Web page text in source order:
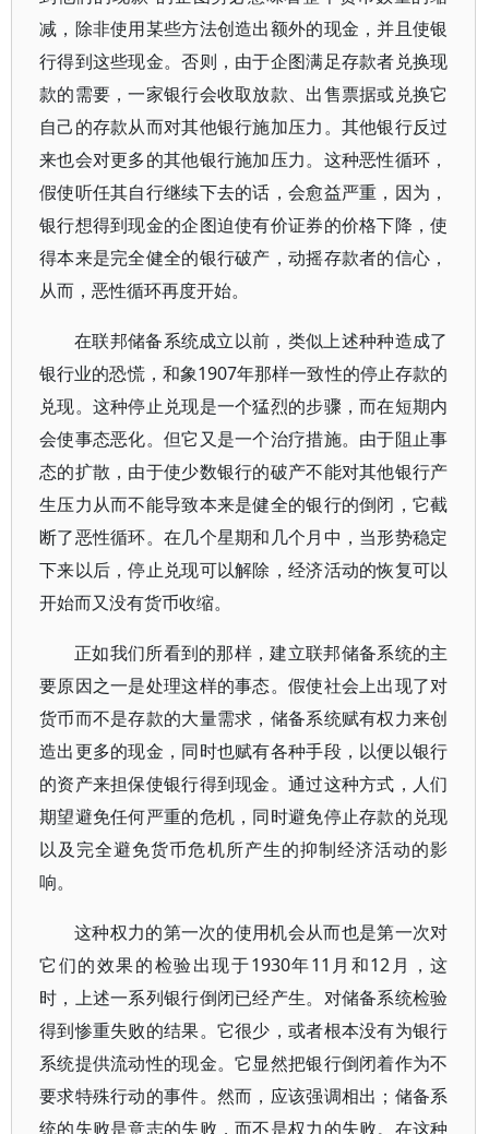
减，除非使用某些方法创造出额外的现金，并且使银
行得到这些现金。否则，由于企图满足存款者兑换现
款的需要，一家银行会收取放款、出售票据或兑换它
自己的存款从而对其他银行施加压力。其他银行反过
来也会对更多的其他银行施加压力。这种恶性循环，
假使听任其自行继续下去的话，会愈益严重，因为，
银行想得到现金的企图迫使有价证券的价格下降，使
得本来是完全健全的银行破产，动摇存款者的信心，
从而，恶性循环再度开始。
在联邦储备系统成立以前，类似上述种种造成了
银行业的恐慌，和象1907年那样一致性的停止存款的
兑现。这种停止兑现是一个猛烈的步骤，而在短期内
会使事态恶化。但它又是一个治疗措施。由于阻止事
态的扩散，由于使少数银行的破产不能对其他银行产
生压力从而不能导致本来是健全的银行的倒闭，它截
断了恶性循环。在几个星期和几个月中，当形势稳定
下来以后，停止兑现可以解除，经济活动的恢复可以
开始而又没有货币收缩。
正如我们所看到的那样，建立联邦储备系统的主
要原因之一是处理这样的事态。假使社会上出现了对
货币而不是存款的大量需求，储备系统赋有权力来创
造出更多的现金，同时也赋有各种手段，以便以银行
的资产来担保使银行得到现金。通过这种方式，人们
期望避免任何严重的危机，同时避免停止存款的兑现
以及完全避免货币危机所产生的抑制经济活动的影
响。
这种权力的第一次的使用机会从而也是第一次对
它们的效果的检验出现于1930年11月和12月，这
时，上述一系列银行倒闭已经产生。对储备系统检验
得到惨重失败的结果。它很少，或者根本没有为银行
系统提供流动性的现金。它显然把银行倒闭着作为不
要求特殊行动的事件。然而，应该强调相出；储备系
统的失败是意志的失败，而不是权力的失败。在这种